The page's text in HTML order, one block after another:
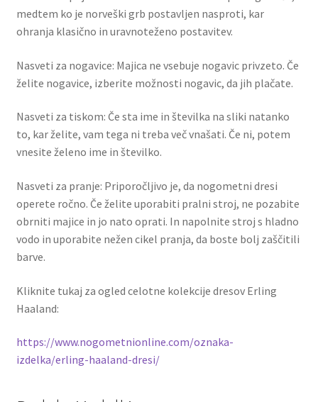
medtem ko je norveški grb postavljen nasproti, kar
ohranja klasično in uravnoteženo postavitev.
Nasveti za nogavice: Majica ne vsebuje nogavic privzeto. Če
želite nogavice, izberite možnosti nogavic, da jih plačate.
Nasveti za tiskom: Če sta ime in številka na sliki natanko
to, kar želite, vam tega ni treba več vnašati. Če ni, potem
vnesite želeno ime in številko.
Nasveti za pranje: Priporočljivo je, da nogometni dresi
operete ročno. Če želite uporabiti pralni stroj, ne pozabite
obrniti majice in jo nato oprati. In napolnite stroj s hladno
vodo in uporabite nežen cikel pranja, da boste bolj zaščitili
barve.
Kliknite tukaj za ogled celotne kolekcije dresov Erling
Haaland:
https://www.nogometnionline.com/oznaka-
izdelka/erling-haaland-dresi/